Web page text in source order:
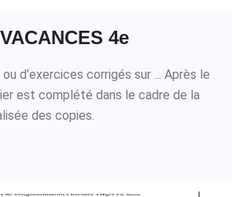
4e
d'exercices corrigés sur ... Après le
est complété dans le cadre de la
des copies.